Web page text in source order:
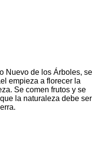
Nuevo de los Árboles, se
empieza a florecer la
Se comen frutos y se
la naturaleza debe ser